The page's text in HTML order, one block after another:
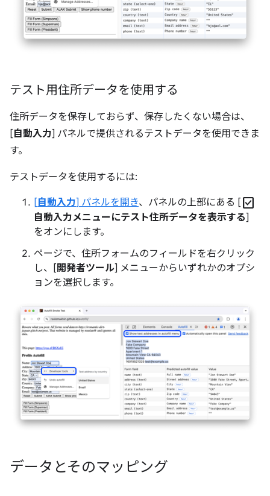
テスト用住所データを使用する
住所データを保存しておらず、保存したくない場合は、
[自動入力] パネルで提供されるテストデータを使用できま
す。
テストデータを使用するには:
[自動入力] パネルを開き、パネルの上部にある [ check_box
自動入力メニューにテスト住所データを表示する]
をオンにします。
ページで、住所フォームのフィールドを右クリック
し、[ 開発者ツール] メニューからいずれかのオプシ
ョンを選択します。
データとそのマッピング